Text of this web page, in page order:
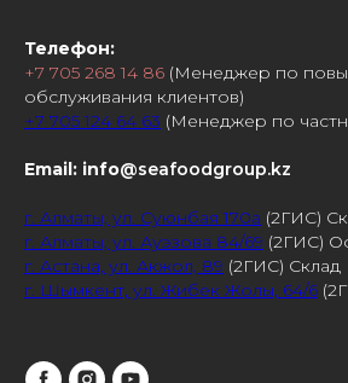
Телефон:
+7 705 268 14 86 (Менеджер по
обслуживания клиентов)
+7 705 124 64 63 (Менеджер по
Email: info@seafoodgroup.kz
г. Алматы, ул. Суюнбая 170а (2ГИС)
г. Алматы, ул. Ауэзова 84/69 (2ГИС)
г. Астана, ул. Акжол, 89 (2ГИС) Склад
г. Шымкент, ул. Жибек Жолы, 64/6